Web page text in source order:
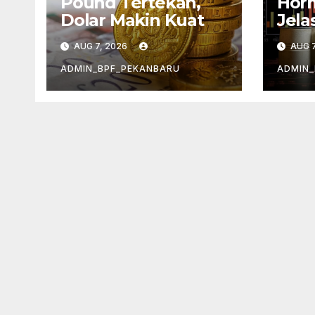
Dolar Makin Kuat
AUG 7, 2026
ADMIN_BPF_PEKANBARU
AUG